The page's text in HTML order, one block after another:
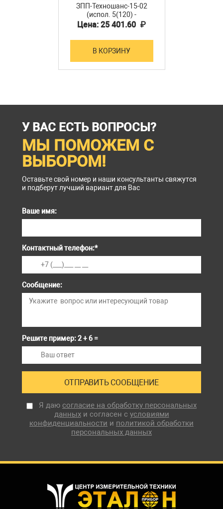
ЗПП-Техношанс-15-02
(испол. 5(120) -
заземление переносное
устройств
Цена: 25 401.60 ₽
В КОРЗИНУ
У ВАС ЕСТЬ ВОПРОСЫ?
МЫ ПОМОЖЕМ С
ВЫБОРОМ!
Оставьте свой номер и наши консультанты свяжутся
и подберут лучший вариант для Вас
Ваше имя:
Контактный телефон:*
Сообщение:
Решите пример: 2 + 6 =
Я даю согласие на обработку персональных
данныхи согласен с условиями
конфиденциальности и политикой обработки
персональных данных